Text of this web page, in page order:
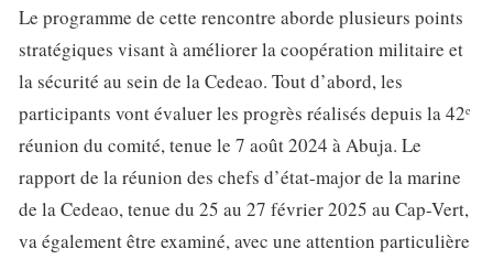
Le programme de cette rencontre aborde plusieurs points
stratégiques visant à améliorer la coopération militaire et
la sécurité au sein de la Cedeao. Tout d’abord, les
participants vont évaluer les progrès réalisés depuis la 42ᵉ
réunion du comité, tenue le 7 août 2024 à Abuja. Le
rapport de la réunion des chefs d’état-major de la marine
de la Cedeao, tenue du 25 au 27 février 2025 au Cap-Vert,
va également être examiné, avec une attention particulière